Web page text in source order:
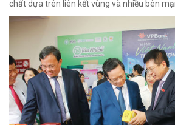
chất dựa trên liên kết vùng và nhiều bên